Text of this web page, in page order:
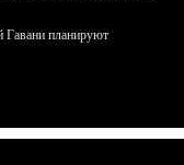
Гавани планируют